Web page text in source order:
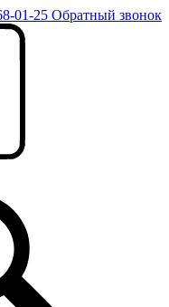
01-25 Обратный звонок